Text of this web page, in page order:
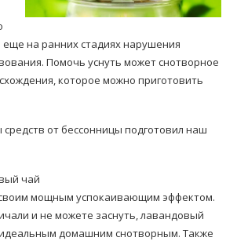
на ранних стадиях нарушения
Помочь уснуть может снотворное
которое можно приготовить
от бессонницы подготовил наш
чай
мощным успокаивающим эффектом.
и не можете заснуть, лавандовый
идеальным домашним снотворным. Также